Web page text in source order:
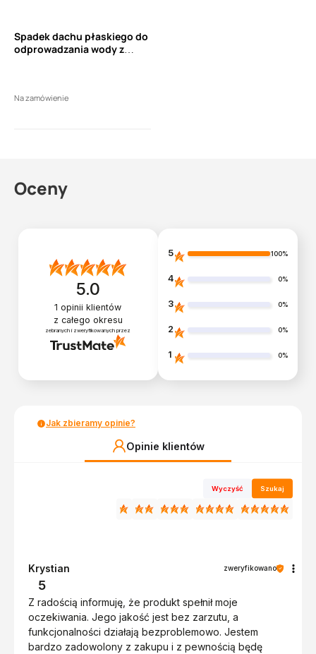
Spadek dachu płaskiego do
odprowadzania wody z
Na zamówienie
Oceny
5.0
1 opinii klientów
z całego okresu
zebranych i zweryfikowanych przez
5 100%
4 0%
3 0%
2 0%
1 0%
Jak zbieramy opinie?
Opinie klientów
Wyczyść Szukaj
Krystian zweryfikowano
5
Z radością informuję, że produkt spełnił moje
oczekiwania. Jego jakość jest bez zarzutu, a
funkcjonalności działają bezproblemowo. Jestem
bardzo zadowolony z zakupu i z pewnością będę